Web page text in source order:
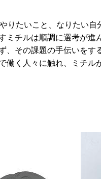
りたいこと、なりたい
ミチルは順調に選考が
、その課題の手伝いを
働く人々に触れ、ミチ